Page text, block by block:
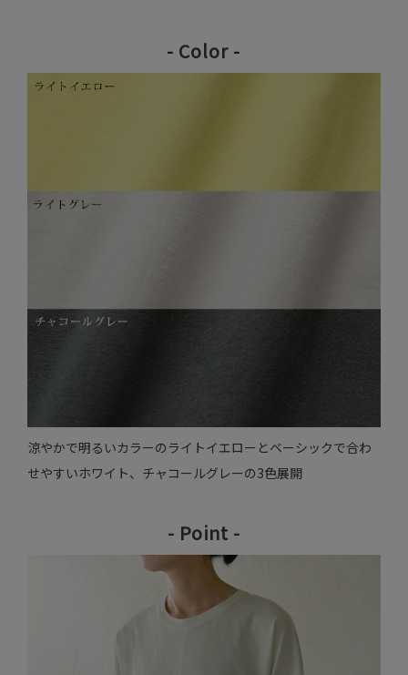
- Color -
涼やかで明るいカラーのライトイエローとベーシックで合わ
せやすいホワイト、チャコールグレーの3色展開
- Point -